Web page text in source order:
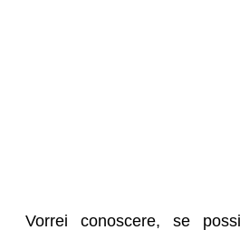
Vorrei conoscere, se